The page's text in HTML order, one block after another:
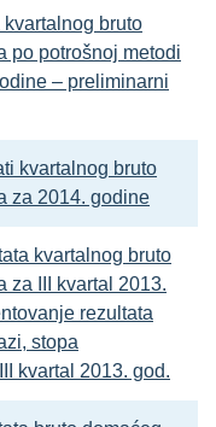
bruto
po potrošnoj metodi
– preliminarni
kvartalnog bruto
za 2014. godine
kvartalnog bruto
za III kvartal 2013.
rezultata
stopa
kvartal 2013. god.